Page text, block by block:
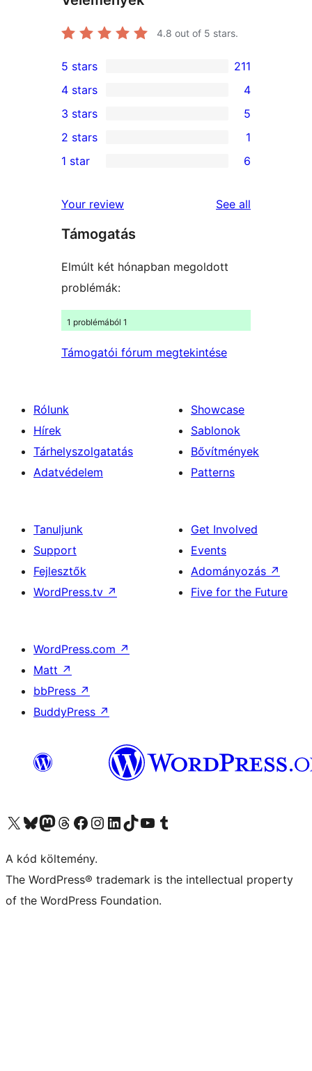
4.8 out of 5 stars.
211
5-
star
reviews
5 stars 211
4-
star
reviews
4 stars 4
5
3-
star
3 stars 5
2-
review
2 stars 1
star
reviews
1 star 6
Your review See all
Támogatás
Elmúlt két hónapban megoldott
problémák:
1 problémából 1
Támogatói fórum megtekintése
Rólunk
Hírek
Tárhelyszolgatatás
Adatvédelem
Showcase
Sablonok
Bővítmények
Patterns
Tanuljunk
Support
Fejlesztők
WordPress.tv ↗
Get Involved
Events
Adományozás ↗
Five for the Future
WordPress.com ↗
Matt ↗
bbPress ↗
BuddyPress ↗
Visit our X (formerly Twitter) account
Visit our Bluesky account
Twitter csatornánk
Visit our Threads account
Facebook oldalunk megtekintése
Visit our Instagram account
Visit our LinkedIn account
Visit our TikTok account
Visit our YouTube channel
Visit our Tumblr account
A kód költemény.
The WordPress® trademark is the intellectual property
of the WordPress Foundation.